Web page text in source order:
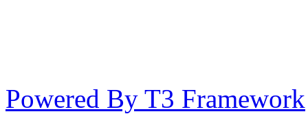
Powered By T3 Framework